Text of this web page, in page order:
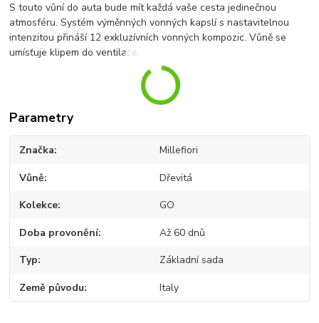
S touto vůní do auta bude mít každá vaše cesta jedinečnou
atmosféru. Systém výměnných vonných kapslí s nastavitelnou
intenzitou přináší 12 exkluzívních vonných kompozic. Vůně se
umísťuje klipem do ventilace.
Parametry
Značka Millefiori
Vůně Dřevitá
Kolekce GO
Doba provonění Až 60 dnů
Typ Základní sada
Země původu Italy